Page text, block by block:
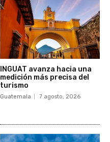
INGUAT avanza hacia una
medición más precisa del
turismo
Guatemala 7 agosto, 2026